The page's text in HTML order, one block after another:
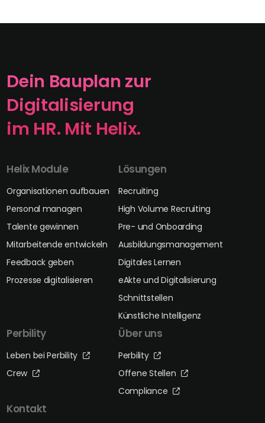
Dein Bauplan zur
Digitalisierung
im HR. Mit Helix.
Helix Module
Organisationen aufbauen
Personal managen
Talente gewinnen
Mitarbeitende entwickeln
Feedback geben
Prozesse digitalisieren
Lösungen
Recruiting
High Volume Recruiting
Pre- und Onboarding
Ausbildungsmanagement
Digitales Lernen
eAkte und Digitalisierung
Schnittstellen
Künstliche Intelligenz
Perbility
Leben bei Perbility
Crew
Über uns
Perbility
Offene Stellen
Compliance
Kontakt